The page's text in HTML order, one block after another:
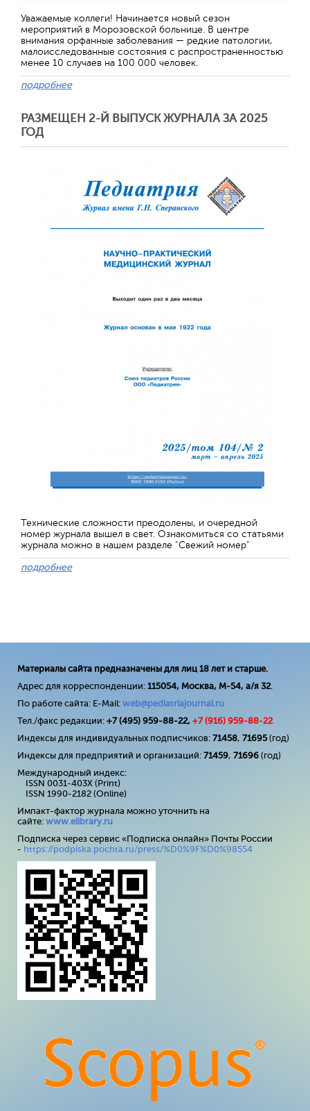
Уважаемые коллеги! Начинается новый сезон
мероприятий в Морозовской больнице. В центре
внимания орфанные заболевания — редкие патологии,
малоисследованные состояния с распространенностью
менее 10 случаев на 100 000 человек.
подробнее
РАЗМЕЩЕН 2-Й ВЫПУСК ЖУРНАЛА ЗА 2025
ГОД
Технические сложности преодолены, и очередной
номер журнала вышел в свет. Ознакомиться со статьями
журнала можно в нашем разделе "Свежий номер"
подробнее
Материалы сайта предназначены для лиц 18 лет и старше.
Адрес для корреспонденции: 115054, Москва, М-54, а/я 32.
По работе сайта: E-Mail: web@pediatriajournal.ru
Тел./факс редакции: +7 (495) 959-88-22, +7 (916) 959-88-22
Индексы для индивидуальных подписчиков: 71458, 71695(год)
Индексы для предприятий и организаций: 71459, 71696 (год)
Международный индекс:
ISSN 0031-403X (Print)
ISSN 1990-2182 (Online)
Импакт-фактор журнала можно уточнить на
сайте: www.elibrary.ru
Подписка через сервис «Подписка онлайн» Почты России
- https://podpiska.pochta.ru/press/%D0%9F%D0%98554